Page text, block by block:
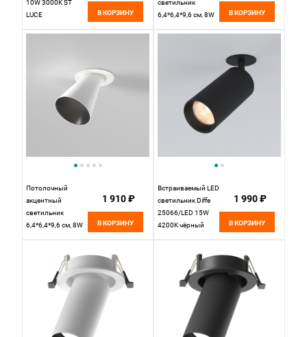
10W 3000K ST
LUCE
В КОРЗИНУ
светильник
6,4*6,4*9,6 см, 8W
В КОРЗИНУ
Потолочный
акцентный
светильник
6,4*6,4*9,6 см, 8W
25097/LED белый,
1 910 ₽
В КОРЗИНУ
Встраиваемый LED
светильник Diffe
25066/LED 15W
4200K чёрный
1 990 ₽
В КОРЗИНУ